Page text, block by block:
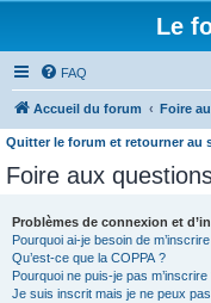
Le
FAQ
Accueil du forum Foire
Quitter le forum et retourner au
Foire aux
Problèmes de connexion et
Pourquoi ai-je besoin de
Qu’est-ce que la COPPA ?
Pourquoi ne puis-je pas m’inscrire
Je suis inscrit mais je ne peux